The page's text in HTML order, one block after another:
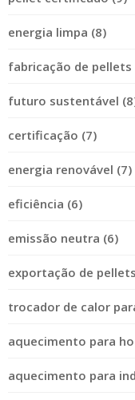
energia limpa (8)
fabricação de pellets
futuro sustentável
certificação (7)
energia renovável (7)
eficiência (6)
emissão neutra (6)
exportação de
trocador de calor
aquecimento para
aquecimento para